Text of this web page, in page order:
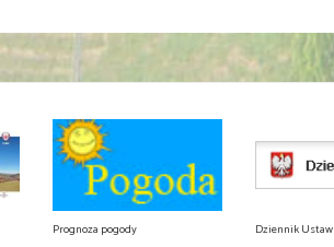
Prognoza pogody Dziennik Ustaw